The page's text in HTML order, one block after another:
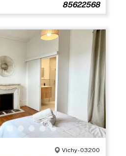
85622568
Vichy - 03200